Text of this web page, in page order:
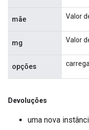
mãe Valor
mg Valor
opções
Devoluções
uma nova